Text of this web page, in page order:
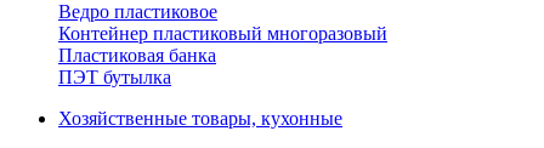
Ведро пластиковое
Контейнер пластиковый многоразовый
Пластиковая банка
ПЭТ бутылка
Хозяйственные товары, кухонные